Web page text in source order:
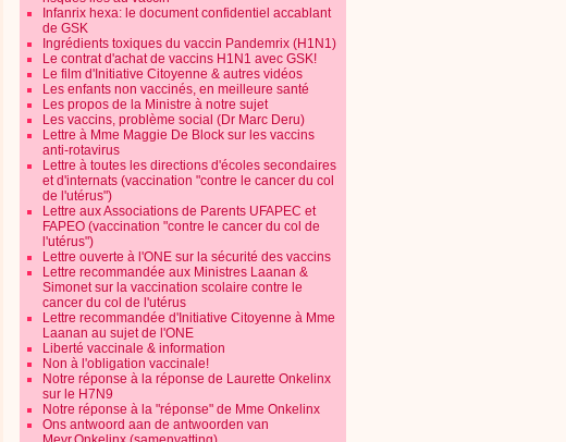
Infanrix hexa: le document confidentiel accablant
de GSK
Ingrédients toxiques du vaccin Pandemrix (H1N1)
Le contrat d'achat de vaccins H1N1 avec GSK!
Le film d'Initiative Citoyenne & autres vidéos
Les enfants non vaccinés, en meilleure santé
Les propos de la Ministre à notre sujet
Les vaccins, problème social (Dr Marc Deru)
Lettre à Mme Maggie De Block sur les vaccins
anti-rotavirus
Lettre à toutes les directions d'écoles secondaires
et d'internats (vaccination "contre le cancer du col
de l'utérus")
Lettre aux Associations de Parents UFAPEC et
FAPEO (vaccination "contre le cancer du col de
l'utérus")
Lettre ouverte à l'ONE sur la sécurité des vaccins
Lettre recommandée aux Ministres Laanan &
Simonet sur la vaccination scolaire contre le
cancer du col de l'utérus
Lettre recommandée d'Initiative Citoyenne à Mme
Laanan au sujet de l'ONE
Liberté vaccinale & information
Non à l'obligation vaccinale!
Notre réponse à la réponse de Laurette Onkelinx
sur le H7N9
Notre réponse à la "réponse" de Mme Onkelinx
Ons antwoord aan de antwoorden van